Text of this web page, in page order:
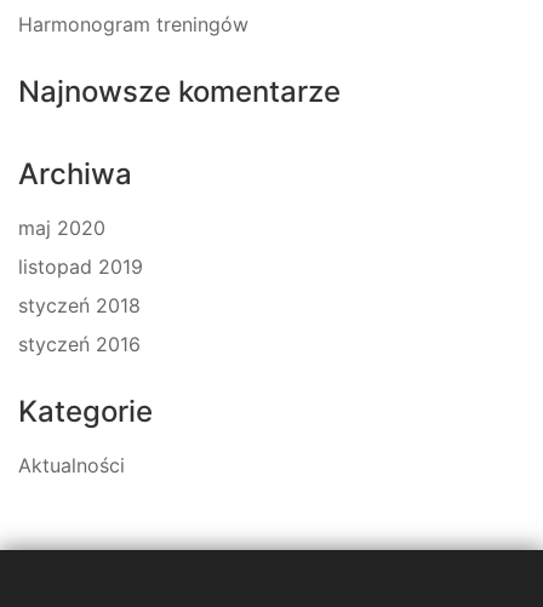
Harmonogram treningów
Najnowsze komentarze
Archiwa
maj 2020
listopad 2019
styczeń 2018
styczeń 2016
Kategorie
Aktualności